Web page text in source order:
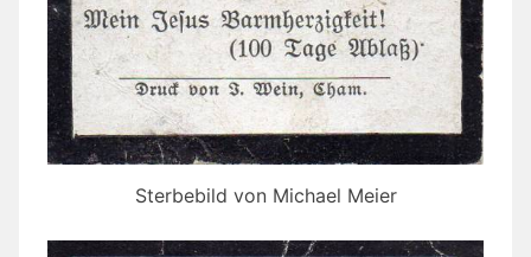
Sterbebild von Michael Meier